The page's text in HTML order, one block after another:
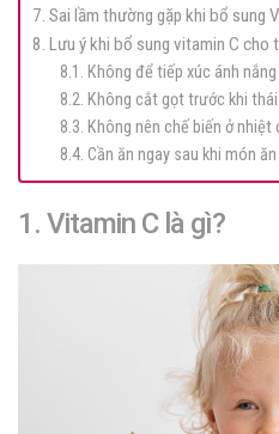
7. Sai lầm thường gặp khi bổ sung
8. Lưu ý khi bổ sung vitamin C cho
8.1. Không để tiếp xúc ánh
8.2. Không cắt gọt trước khi thái
8.3. Không nên chế biến ở nhiệt
8.4. Cần ăn ngay sau khi món
1. Vitamin C là gì?